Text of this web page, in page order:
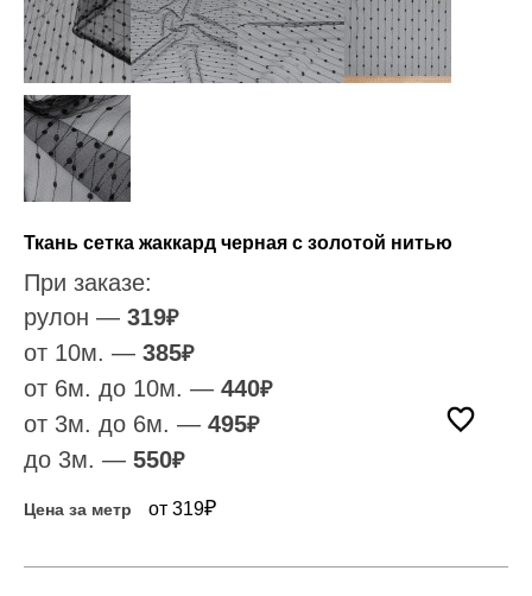
Ткань сетка жаккард черная с золотой нитью
При заказе:
рулон — 319₽
от 10м. — 385₽
от 6м. до 10м. — 440₽
от 3м. до 6м. — 495₽
до 3м. — 550₽
Цена за метр от 319₽